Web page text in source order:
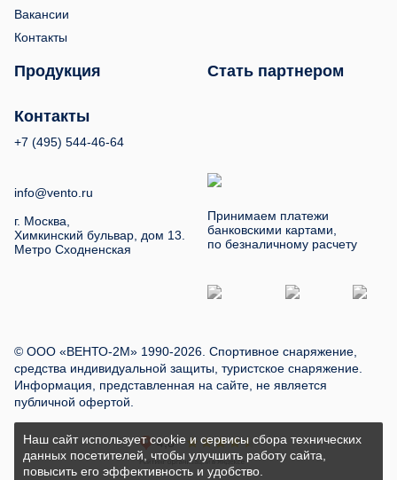
Вакансии
Контакты
Продукция Стать партнером
Контакты
+7 (495) 544-46-64
info@vento.ru
г. Москва,
Химкинский бульвар, дом 13.
Метро Сходненская
Принимаем платежи
банковскими картами,
по безналичному расчету
© ООО «ВЕНТО-2М» 1990-2026. Спортивное снаряжение,
средства индивидуальной защиты, туристское снаряжение.
Информация, представленная на сайте, не является
публичной офертой.
Наш сайт использует cookie и сервисы сбора технических
данных посетителей, чтобы улучшить работу сайта,
повысить его эффективность и удобство.